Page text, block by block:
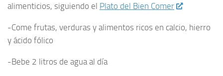
alimenticios, siguiendo el Plato del Bien Comer
-Come frutas, verduras y alimentos ricos en calcio, hierro
y ácido fólico
-Bebe 2 litros de agua al día